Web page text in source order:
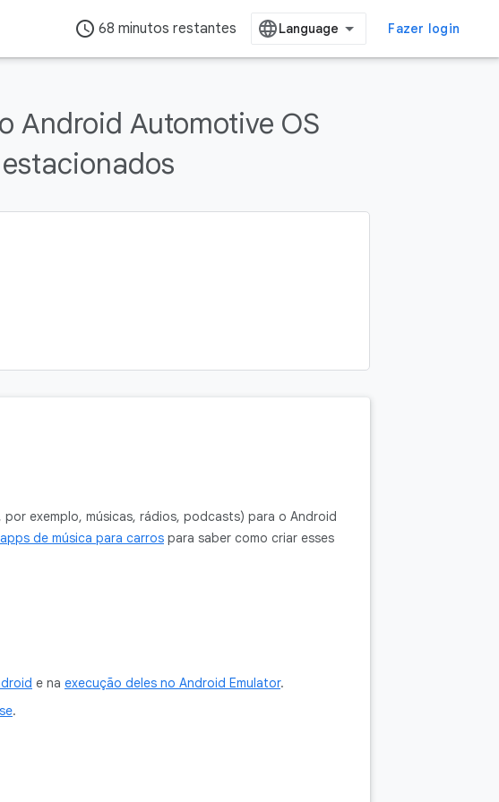
access_time 68 minutos restantes Fazer login
Android Automotive OS
exemplo, músicas, rádios, podcasts) para o Android
de música para carros para saber como criar esses
e na execução deles no Android Emulator.
.